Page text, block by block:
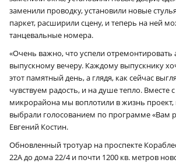
заменили проводку, установили новые
паркет, расширили сцену, и теперь на ней
танцевальные номера.
«Очень важно, что успели отремонтировать
выпускному вечеру. Каждому выпускнику
этот памятный день, а глядя, как сейчас
чувствуем радость, и на душе тепло. Вместе
микрорайона мы воплотили в жизнь
выбрали голосованием по программе «Вам
Евгений Костин.
Обновленный тротуар на проспекте
22А до дома 22/4 и почти 1200 кв. метров